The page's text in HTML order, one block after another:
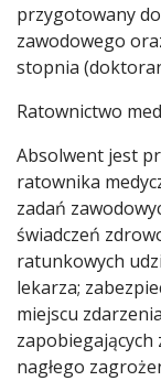
przygotowany
zawodowego
stopnia
Ratownictwo
Absolwent jest
ratownika
zadań
świadczeń
ratunkowych
lekarza;
miejscu
nagłego